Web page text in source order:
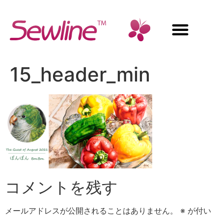
15_header_min
コメントを残す
メールアドレスが公開されることはありません。 ※ が付い